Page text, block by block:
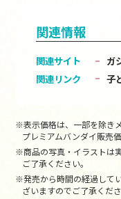
関連情報
関連サイト
ガ
関連リンク
子
※表示価格は、一部を除き
プレミアムバンダイ販売
※商品の写真・イラストは
ご了承ください。
※発売から時間の経過して
ざいますのでご了承くださ